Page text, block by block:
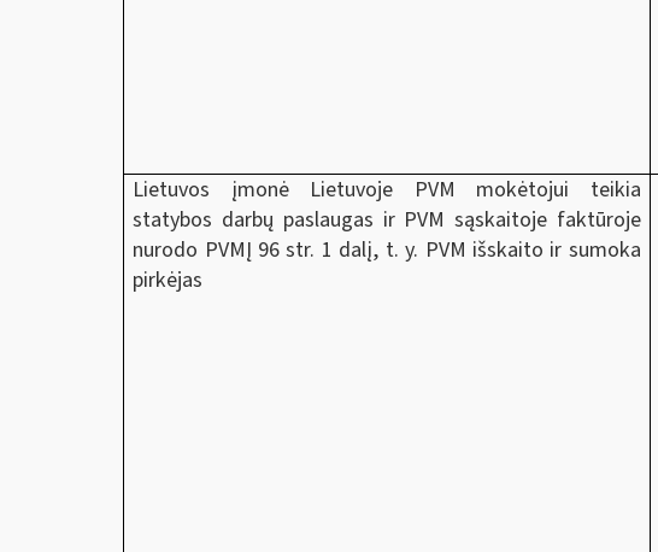
Lietuvos įmonė Lietuvoje PVM mokėtojui teikia
statybos darbų paslaugas ir PVM sąskaitoje faktūroje
nurodo PVMĮ 96 str. 1 dalį, t. y. PVM išskaito ir sumoka
pirkėjas